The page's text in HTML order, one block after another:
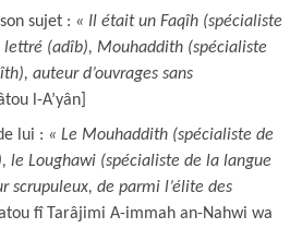
sujet : « Il était un Faqîh (spécialiste
lettré (adîb), Mouhaddith (spécialiste
auteur d’ouvrages sans
l-A’yân]
lui : « Le Mouhaddith (spécialiste de
le Loughawi (spécialiste de la langue
scrupuleux, de parmi l’élite des
fî Tarâjimi A-immah an-Nahwi wa